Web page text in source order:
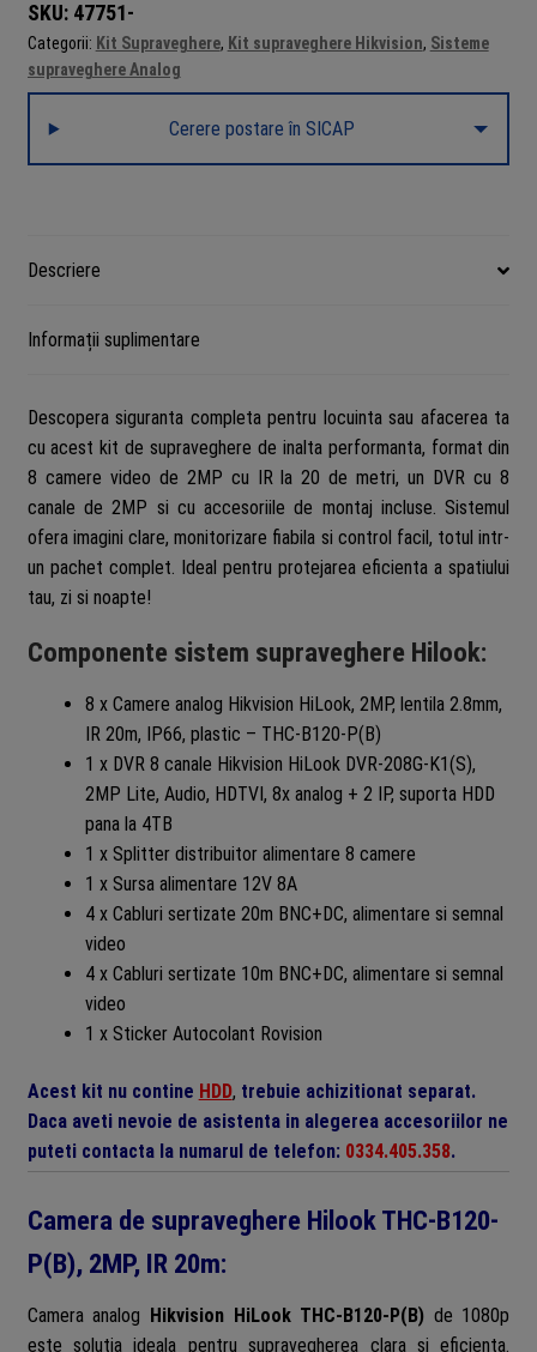
camere
2MP
IR
DVR
8
Accesorii
Rovision
SKU: 47751-
Categorii: Kit Supraveghere, Kit supraveghere Hikvision, Sisteme
supraveghere Analog
Cerere postare în SICAP
Descriere
Informații suplimentare
Descopera siguranta completa pentru locuinta sau afacerea ta
cu acest kit de supraveghere de inalta performanta, format din
8 camere video de 2MP cu IR la 20 de metri, un DVR cu 8
canale de 2MP si cu accesoriile de montaj incluse. Sistemul
ofera imagini clare, monitorizare fiabila si control facil, totul intr-
un pachet complet. Ideal pentru protejarea eficienta a spatiului
tau, zi si noapte!
Componente sistem supraveghere Hilook:
8 x Camere analog Hikvision HiLook, 2MP, lentila 2.8mm,
IR 20m, IP66, plastic – THC-B120-P(B)
1 x DVR 8 canale Hikvision HiLook DVR-208G-K1(S),
2MP Lite, Audio, HDTVI, 8x analog + 2 IP, suporta HDD
pana la 4TB
1 x Splitter distribuitor alimentare 8 camere
1 x Sursa alimentare 12V 8A
4 x Cabluri sertizate 20m BNC+DC, alimentare si semnal
video
4 x Cabluri sertizate 10m BNC+DC, alimentare si semnal
video
1 x Sticker Autocolant Rovision
Acest kit nu contine HDD, trebuie achizitionat separat.
Daca aveti nevoie de asistenta in alegerea accesoriilor ne
puteti contacta la numarul de telefon: 0334.405.358.
Camera de supraveghere Hilook THC-B120-
P(B), 2MP, IR 20m:
Camera analog Hikvision HiLook THC-B120-P(B) de 1080p
este solutia ideala pentru supravegherea clara si eficienta.